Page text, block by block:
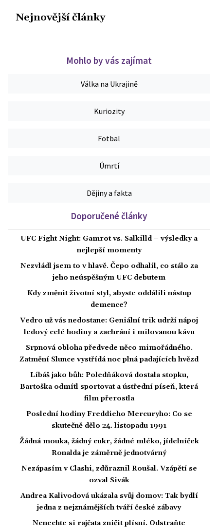
Nejnovější články
Mohlo by vás zajímat
Válka na Ukrajině
Kuriozity
Fotbal
Úmrtí
Dějiny a fakta
Doporučené články
UFC Fight Night: Gamrot vs. Salkilld – výsledky a
nejlepší momenty
Nezvládl jsem to v hlavě. Čepo odhalil, co stálo za
jeho neúspěšným UFC debutem
Kdy změnit životní styl, abyste oddálili nástup
demence?
Vedro už vás nedostane: Geniální trik udrží nápoj
ledový celé hodiny a zachrání i milovanou kávu
Srpnová obloha předvede něco mimořádného.
Zatmění Slunce vystřídá noc plná padajících hvězd
Líbáš jako bůh: Poledňáková dostala stopku,
Bartoška odmítl sportovat a ústřední píseň, která
film přerostla
Poslední hodiny Freddieho Mercuryho: Co se
skutečně dělo 24. listopadu 1991
Žádná mouka, žádný cukr, žádné mléko, jídelníček
Ronalda je záměrně jednotvárný
Nezápasím v Clashi, zdůraznil Roušal. Vzápětí se
ozval Sivák
Andrea Kalivodová ukázala svůj domov: Tak bydlí
jedna z nejznámějších tváří české zábavy
Nenechte si rajčata zničit plísní. Odstraňte